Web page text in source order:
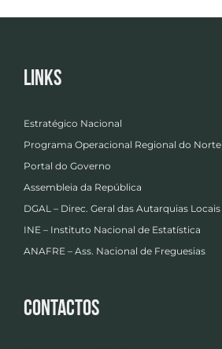
Links
Estratégico Nacional
Programa Operacional Regional do Norte
Portal do Governo
Assembleia da República
DGAL – Direc. Geral das Autarquias Locais
INE – Instituto Nacional de Estatística
ANAFRE – Ass. Nacional de Freguesias
Contactos